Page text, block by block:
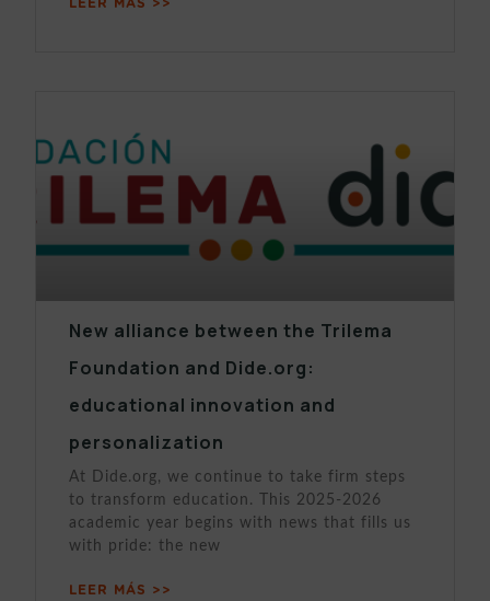
LEER MÁS >>
New alliance between the Trilema
Foundation and Dide.org:
educational innovation and
personalization
At Dide.org, we continue to take firm steps
to transform education. This 2025-2026
academic year begins with news that fills us
with pride: the new
LEER MÁS >>